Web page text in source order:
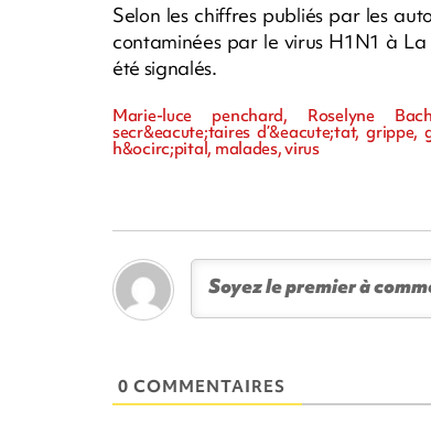
Selon les chiffres publiés par les
contaminées par le virus H1N1 à
été signalés.
Marie-luce penchard, Roselyne
secr&eacute;taires d’&eacute;tat,
h&ocirc;pital, malades, virus
0 COMMENTAIRES